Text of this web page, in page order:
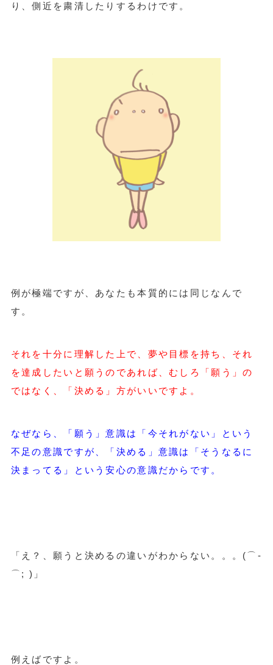
り、側近を粛清したりするわけです。
例が極端ですが、あなたも本質的には同じなんで
す。
それを十分に理解した上で、夢や目標を持ち、それ
を達成したいと願うのであれば、むしろ「願う」の
ではなく、「決める」方がいいですよ。
なぜなら、「願う」意識は「今それがない」という
不足の意識ですが、「決める」意識は「そうなるに
決まってる」という安心の意識だからです。
「え？、願うと決めるの違いがわからない。。。(⌒-
⌒; )」
例えばですよ。